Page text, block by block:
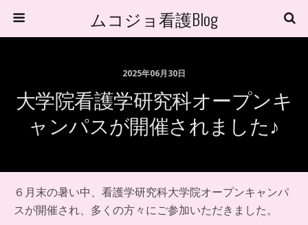
ムコジョ看護Blog
2025年06月30日
大学院看護学研究科オープンキ
ャンパスが開催されました♪
６月末の暑い中、看護学研究科大学院オープンキャンパ
スが開催され、多くの方々にご参加いただきました。